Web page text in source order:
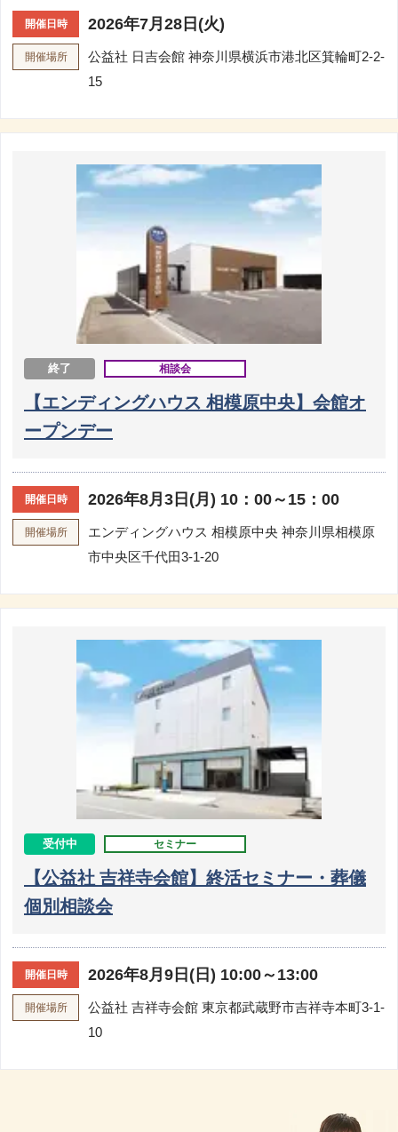
開催日時 2026年7月28日(火)
開催場所 公益社 日吉会館 神奈川県横浜市港北区箕輪町2-2-
15
終了 相談会
【エンディングハウス 相模原中央】会館オ
ープンデー
開催日時 2026年8月3日(月) 10：00～15：00
開催場所 エンディングハウス 相模原中央 神奈川県相模原
市中央区千代田3-1-20
受付中 セミナー
【公益社 吉祥寺会館】終活セミナー・葬儀
個別相談会
開催日時 2026年8月9日(日) 10:00～13:00
開催場所 公益社 吉祥寺会館 東京都武蔵野市吉祥寺本町3-1-
10